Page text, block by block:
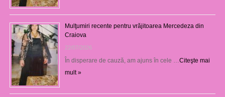
Mulţumiri recente pentru vrăjitoarea Mercedeza din
Craiova
22/07/2026
În disperare de cauză, am ajuns în cele …Citeşte mai
mult »